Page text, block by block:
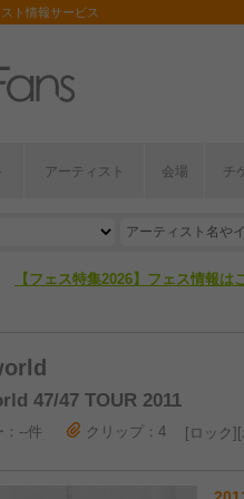
ト情報サービス
アーティスト 会場 チ
【ライブ動員ランキング】2026年
【フェス特集2026】フェス情報は
47/47 TOUR 2011
：--件 クリップ：4 ロック